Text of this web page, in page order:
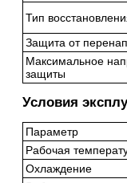
Тип
Защита от
Максимальное
защиты
Условия
Параметр
Рабочая
Охлаждение